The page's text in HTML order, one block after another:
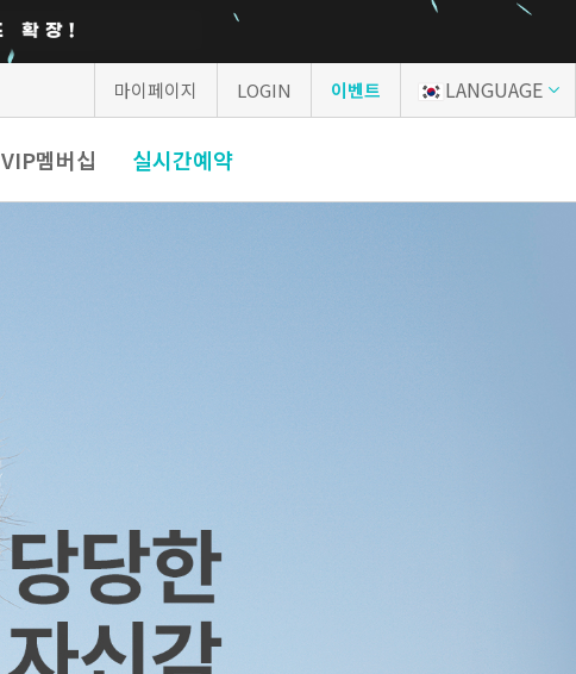
마이페이지 LOGIN 이벤트 LANGUAGE
VIP멤버십 실시간예약